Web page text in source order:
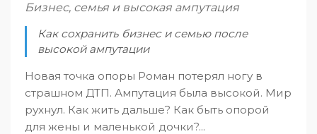
Бизнес, семья и высокая ампутация
Как сохранить бизнес и семью после
высокой ампутации
Новая точка опоры Роман потерял ногу в
страшном ДТП. Ампутация была высокой. Мир
рухнул. Как жить дальше? Как быть опорой
для жены и маленькой дочки?...